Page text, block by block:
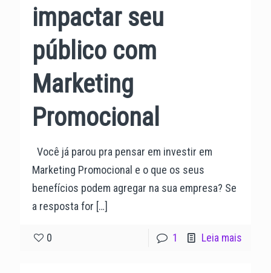
impactar seu
público com
Marketing
Promocional
Você já parou pra pensar em investir em
Marketing Promocional e o que os seus
benefícios podem agregar na sua empresa? Se
a resposta for […]
0 1 Leia mais